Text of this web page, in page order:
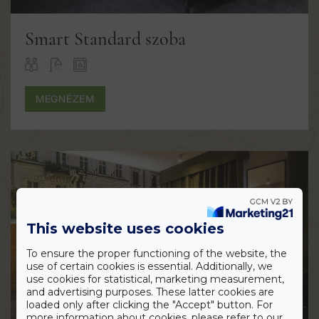
Smart Standard szoba
MEGNÉZEM
This website uses cookies
To ensure the proper functioning of the website, the
use of certain cookies is essential. Additionally, we
use cookies for statistical, marketing measurement,
and advertising purposes. These latter cookies are
loaded only after clicking the "Accept" button. For